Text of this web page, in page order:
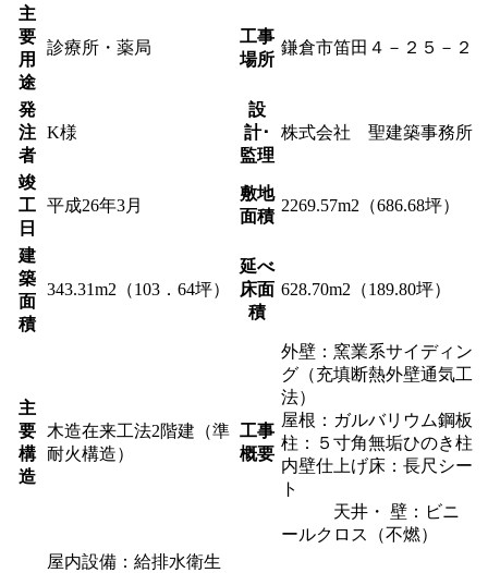
主
要
用
途
診療所・薬局
工事
場所
鎌倉市笛田４－２５－２
発
注
者
K様
設
計･
監理
株式会社 聖建築事務所
竣
工
日
平成26年3月
敷地
面積
2269.57m2（686.68坪）
建
築
面
積
343.31m2（103．64坪）
延べ
床面
積
628.70m2（189.80坪）
主
要
構
造
木造在来工法2階建（準
耐火構造）
工事
概要
外壁：窯業系サイディン
グ（充填断熱外壁通気工
法）
屋根：ガルバリウム鋼板
柱：５寸角無垢ひのき柱
内壁仕上げ床：長尺シー
ト
天井・ 壁：ビニ
ールクロス（不燃）
屋内設備：給排水衛生